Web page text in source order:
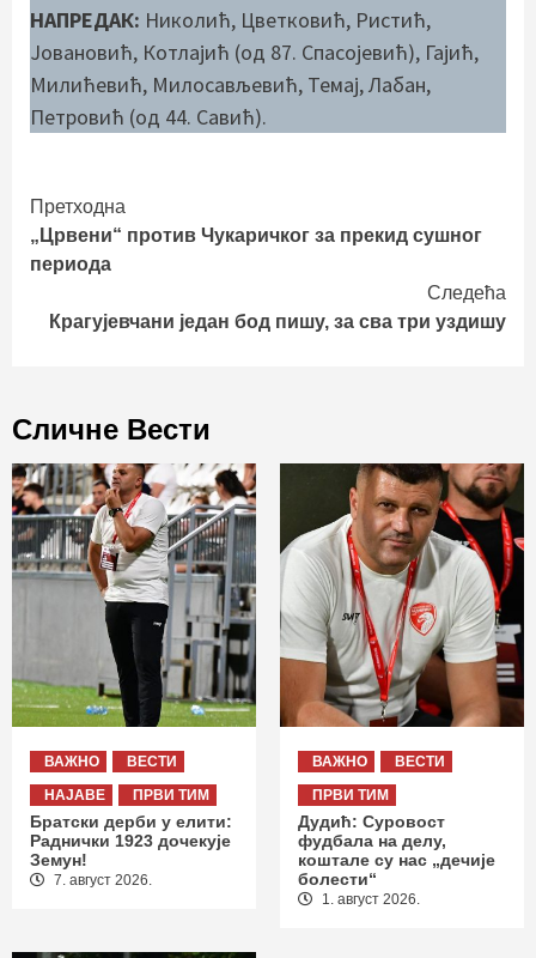
НАПРЕДАК: Николић, Цветковић, Ристић,
Јовановић, Котлајић (од 87. Спасојевић), Гајић,
Милићевић, Милосављевић, Темај, Лабан,
Петровић (од 44. Савић).
Continue
Reading
Претходна
„Црвени“ против Чукаричког за прекид сушног
периода
Следећа
Крагујевчани један бод пишу, за сва три уздишу
Сличне Вести
ВАЖНО
ВЕСТИ
НАЈАВЕ
ПРВИ ТИМ
Братски дерби у елити:
Раднички 1923 дочекује
Земун!
7. август 2026.
ВАЖНО
ВЕСТИ
ПРВИ ТИМ
Дудић: Суровост
фудбала на делу,
коштале су нас „дечије
болести“
1. август 2026.